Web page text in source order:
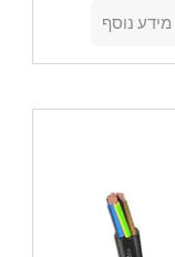
מידע נוסף